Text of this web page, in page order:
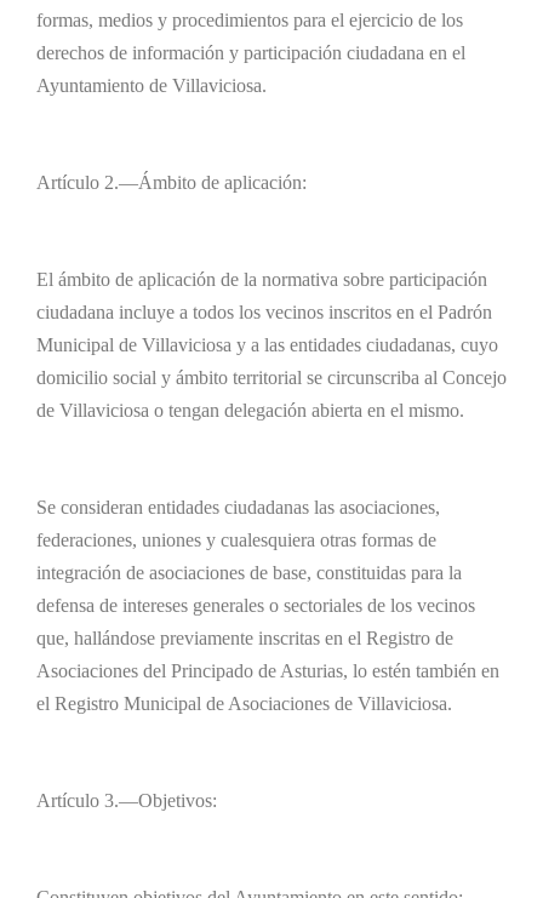
formas, medios y procedimientos para el ejercicio de los
derechos de información y participación ciudadana en el
Ayuntamiento de Villaviciosa.
Artículo 2.—Ámbito de aplicación:
El ámbito de aplicación de la normativa sobre participación
ciudadana incluye a todos los vecinos inscritos en el Padrón
Municipal de Villaviciosa y a las entidades ciudadanas, cuyo
domicilio social y ámbito territorial se circunscriba al Concejo
de Villaviciosa o tengan delegación abierta en el mismo.
Se consideran entidades ciudadanas las asociaciones,
federaciones, uniones y cualesquiera otras formas de
integración de asociaciones de base, constituidas para la
defensa de intereses generales o sectoriales de los vecinos
que, hallándose previamente inscritas en el Registro de
Asociaciones del Principado de Asturias, lo estén también en
el Registro Municipal de Asociaciones de Villaviciosa.
Artículo 3.—Objetivos: